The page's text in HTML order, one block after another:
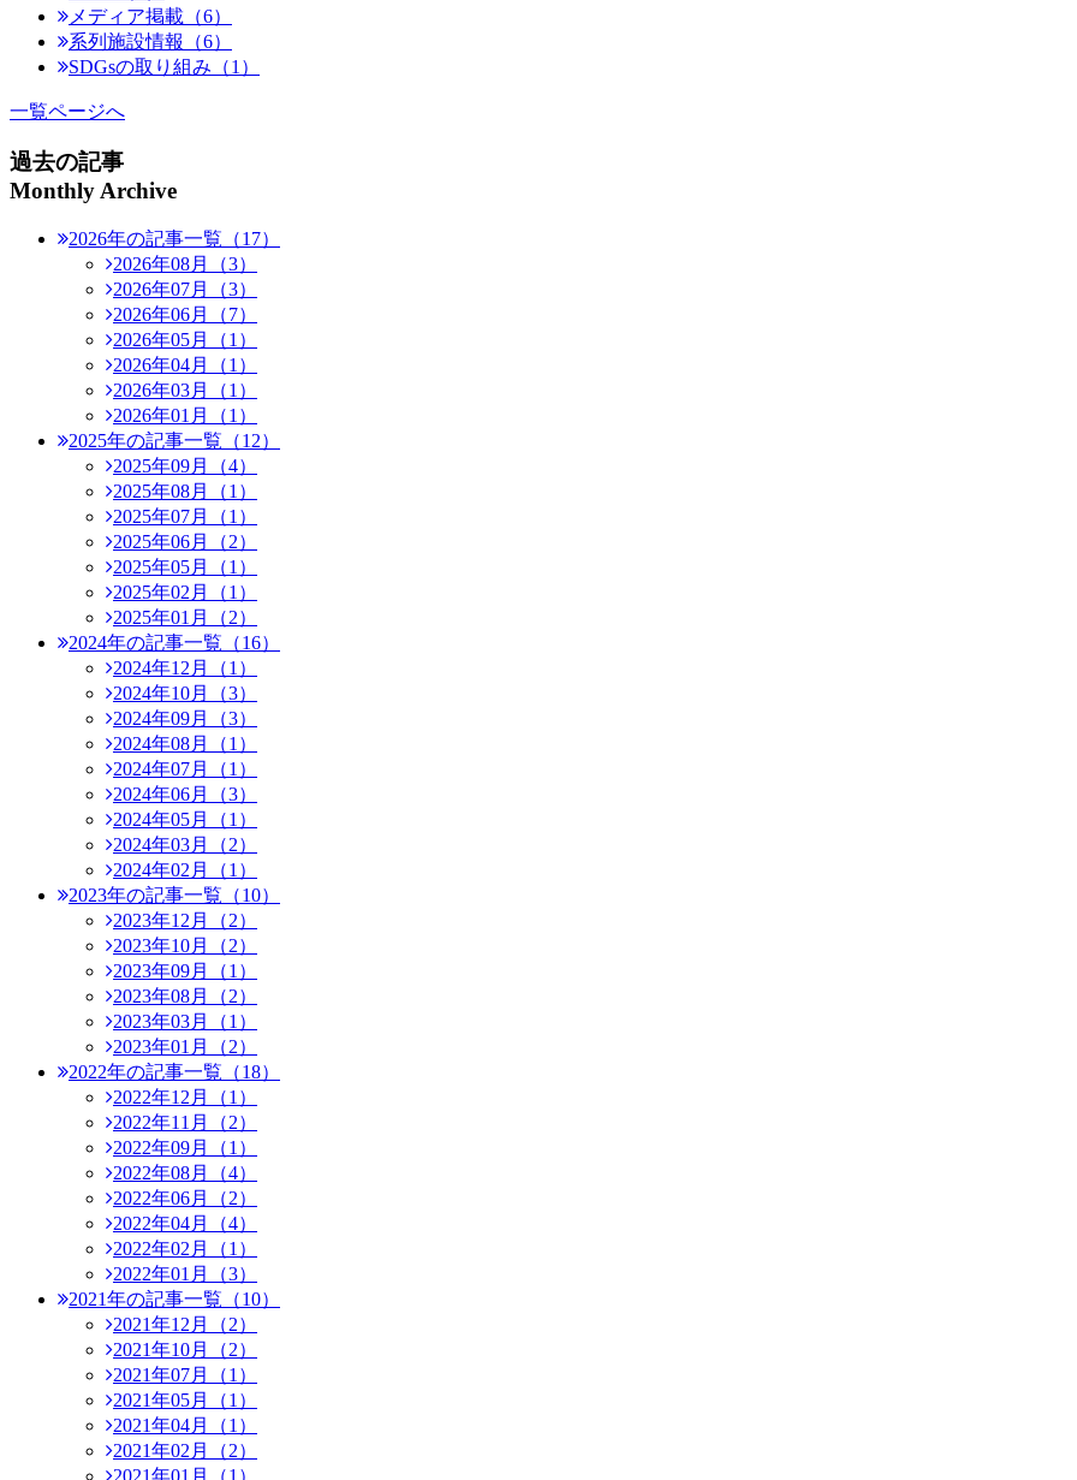
メディア掲載（6）
系列施設情報（6）
SDGsの取り組み（1）
一覧ページへ
過去の記事
Monthly Archive
2026年の記事一覧（17）
2026年08月（3）
2026年07月（3）
2026年06月（7）
2026年05月（1）
2026年04月（1）
2026年03月（1）
2026年01月（1）
2025年の記事一覧（12）
2025年09月（4）
2025年08月（1）
2025年07月（1）
2025年06月（2）
2025年05月（1）
2025年02月（1）
2025年01月（2）
2024年の記事一覧（16）
2024年12月（1）
2024年10月（3）
2024年09月（3）
2024年08月（1）
2024年07月（1）
2024年06月（3）
2024年05月（1）
2024年03月（2）
2024年02月（1）
2023年の記事一覧（10）
2023年12月（2）
2023年10月（2）
2023年09月（1）
2023年08月（2）
2023年03月（1）
2023年01月（2）
2022年の記事一覧（18）
2022年12月（1）
2022年11月（2）
2022年09月（1）
2022年08月（4）
2022年06月（2）
2022年04月（4）
2022年02月（1）
2022年01月（3）
2021年の記事一覧（10）
2021年12月（2）
2021年10月（2）
2021年07月（1）
2021年05月（1）
2021年04月（1）
2021年02月（2）